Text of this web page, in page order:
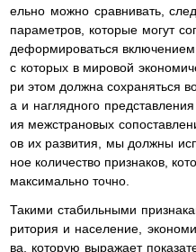
ельно можно сравнивать,
параметров, которые могут
деформироваться
с которых в мировой
ри этом должна сохраняться
а и наглядного
ия межстрановых
ов их развития, мы должны
ное количество признаков,
максимально точно.
Такими стабильными
ритория и население,
ва, которую выражает